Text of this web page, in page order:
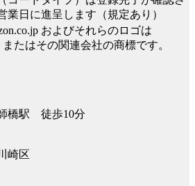
業日に進呈します（規定あり）
およびそれらのロゴは
またはその関連会社の商標です。
橋駅 徒歩10分
崎区